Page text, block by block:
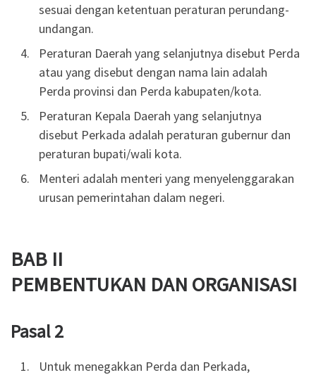
sesuai dengan ketentuan peraturan perundang-
undangan.
Peraturan Daerah yang selanjutnya disebut Perda
atau yang disebut dengan nama lain adalah
Perda provinsi dan Perda kabupaten/kota.
Peraturan Kepala Daerah yang selanjutnya
disebut Perkada adalah peraturan gubernur dan
peraturan bupati/wali kota.
Menteri adalah menteri yang menyelenggarakan
urusan pemerintahan dalam negeri.
BAB II
PEMBENTUKAN DAN ORGANISASI
Pasal 2
Untuk menegakkan Perda dan Perkada,